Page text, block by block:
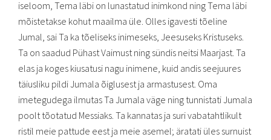
iseloom, Tema läbi on lunastatud inimkond ning Tema läbi
mõistetakse kohut maailma üle. Olles igavesti tõeline
Jumal, sai Ta ka tõeliseks inimeseks, Jeesuseks Kristuseks.
Ta on saadud Pühast Vaimust ning sündis neitsi Maarjast. Ta
elas ja koges kiusatusi nagu inimene, kuid andis seejuures
täiusliku pildi Jumala õiglusest ja armastusest. Oma
imetegudega ilmutas Ta Jumala väge ning tunnistati Jumala
poolt tõotatud Messiaks. Ta kannatas ja suri vabatahtlikult
ristil meie pattude eest ja meie asemel; äratati üles surnuist